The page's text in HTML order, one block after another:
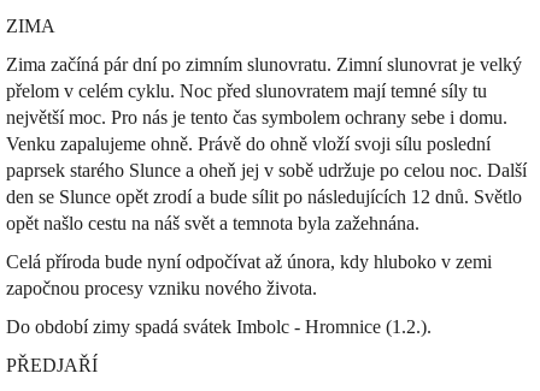
ZIMA
Zima začíná pár dní po zimním slunovratu. Zimní slunovrat je velký
přelom v celém cyklu. Noc před slunovratem mají temné síly tu
největší moc. Pro nás je tento čas symbolem ochrany sebe i domu.
Venku zapalujeme ohně. Právě do ohně vloží svoji sílu poslední
paprsek starého Slunce a oheň jej v sobě udržuje po celou noc. Další
den se Slunce opět zrodí a bude sílit po následujících 12 dnů. Světlo
opět našlo cestu na náš svět a temnota byla zažehnána.
Celá příroda bude nyní odpočívat až února, kdy hluboko v zemi
započnou procesy vzniku nového života.
Do období zimy spadá svátek Imbolc - Hromnice (1.2.).
PŘEDJAŘÍ